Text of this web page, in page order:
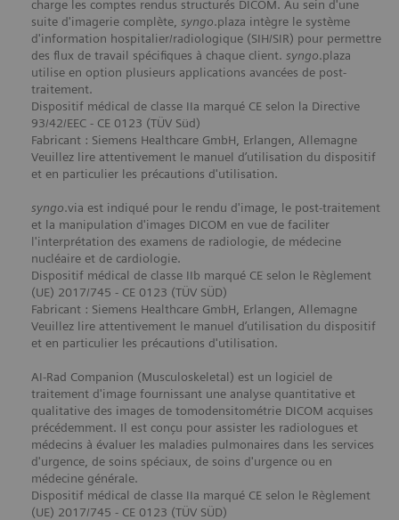
charge les comptes rendus structurés DICOM. Au sein d'une
suite d'imagerie complète, syngo.plaza intègre le système
d'information hospitalier/radiologique (SIH/SIR) pour permettre
des flux de travail spécifiques à chaque client. syngo.plaza
utilise en option plusieurs applications avancées de post-
traitement.
Dispositif médical de classe IIa marqué CE selon la Directive
93/42/EEC - CE 0123 (TÜV Süd)
Fabricant : Siemens Healthcare GmbH, Erlangen, Allemagne
Veuillez lire attentivement le manuel d’utilisation du dispositif
et en particulier les précautions d'utilisation.
syngo.via est indiqué pour le rendu d'image, le post-traitement
et la manipulation d'images DICOM en vue de faciliter
l'interprétation des examens de radiologie, de médecine
nucléaire et de cardiologie.
Dispositif médical de classe IIb marqué CE selon le Règlement
(UE) 2017/745 - CE 0123 (TÜV SÜD)
Fabricant : Siemens Healthcare GmbH, Erlangen, Allemagne
Veuillez lire attentivement le manuel d’utilisation du dispositif
et en particulier les précautions d'utilisation.
AI-Rad Companion (Musculoskeletal) est un logiciel de
traitement d'image fournissant une analyse quantitative et
qualitative des images de tomodensitométrie DICOM acquises
précédemment. Il est conçu pour assister les radiologues et
médecins à évaluer les maladies pulmonaires dans les services
d'urgence, de soins spéciaux, de soins d'urgence ou en
médecine générale.
Dispositif médical de classe IIa marqué CE selon le Règlement
(UE) 2017/745 - CE 0123 (TÜV SÜD)